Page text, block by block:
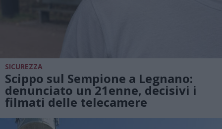
SICUREZZA
Scippo sul Sempione a Legnano:
denunciato un 21enne, decisivi i
filmati delle telecamere